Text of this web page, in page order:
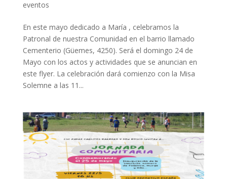
eventos
En este mayo dedicado a María , celebramos la
Patronal de nuestra Comunidad en el barrio llamado
Cementerio (Güemes, 4250). Será el domingo 24 de
Mayo con los actos y actividades que se anuncian en
este flyer. La celebración dará comienzo con la Misa
Solemne a las 11...